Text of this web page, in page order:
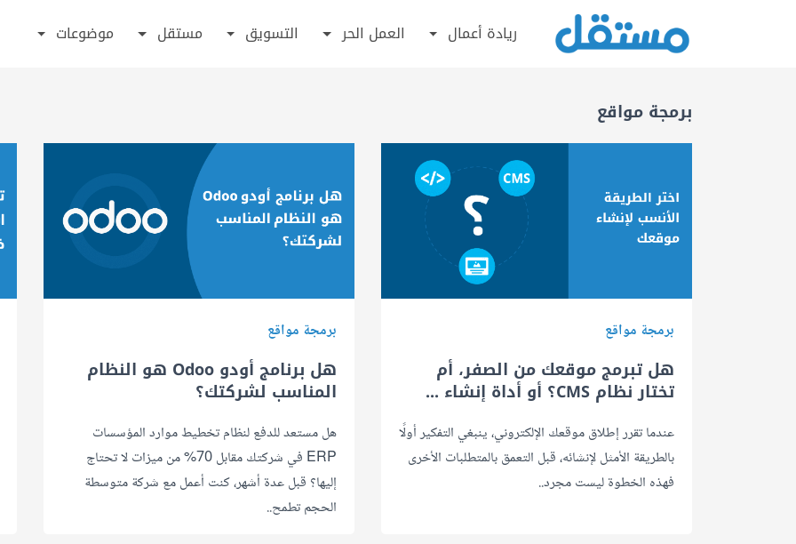
ريادة أعمال العمل الحر التسويق مستقل موضوعات
برمجة مواقع
برمجة مواقع
هل تبرمج موقعك من الصفر، أم
تختار نظام CMS؟ أو أداة إنشاء ...
عندما تقرر إطلاق موقعك الإلكتروني، ينبغي التفكير أولًا
بالطريقة الأمثل لإنشائه، قبل التعمق بالمتطلبات الأخرى
فهذه الخطوة ليست مجرد..
برمجة مواقع
هل برنامج أودو Odoo هو النظام
المناسب لشركتك؟
هل مستعد للدفع لنظام تخطيط موارد المؤسسات
ERP في شركتك مقابل 70% من ميزات لا تحتاج
إليها؟ قبل عدة أشهر، كنت أعمل مع شركة متوسطة
الحجم تطمح..